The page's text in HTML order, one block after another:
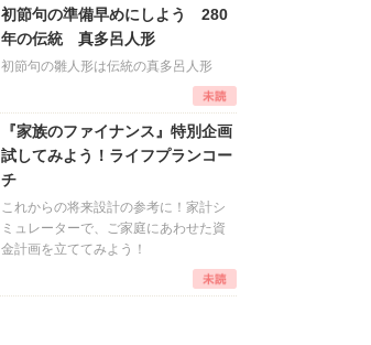
初節句の準備早めにしよう 280
年の伝統 真多呂人形
初節句の雛人形は伝統の真多呂人形
『家族のファイナンス』特別企画
試してみよう！ライフプランコー
チ
これからの将来設計の参考に！家計シ
ミュレーターで、ご家庭にあわせた資
金計画を立ててみよう！